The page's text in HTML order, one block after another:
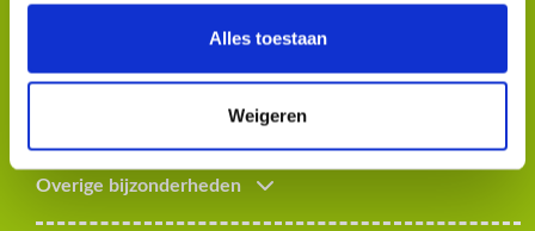
Alles toestaan
Weigeren
Overige bijzonderheden